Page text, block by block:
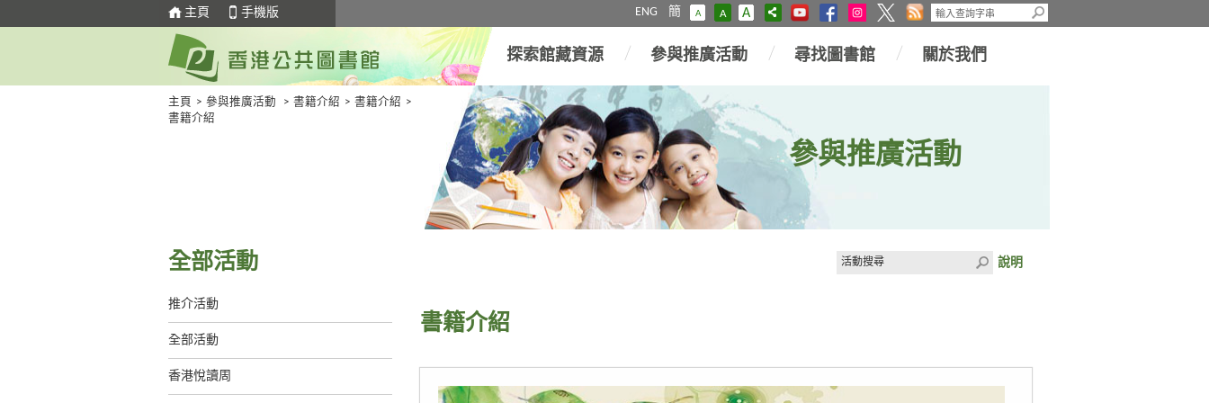
主頁 手機版 ENG 簡 A A A
探索館藏資源 參與推廣活動 尋找圖書館 關於我們
主頁 > 參與推廣活動 > 書籍介紹 > 書籍介紹 >
書籍介紹
參與推廣活動
全部活動
推介活動
全部活動
香港悅讀周
說明
書籍介紹